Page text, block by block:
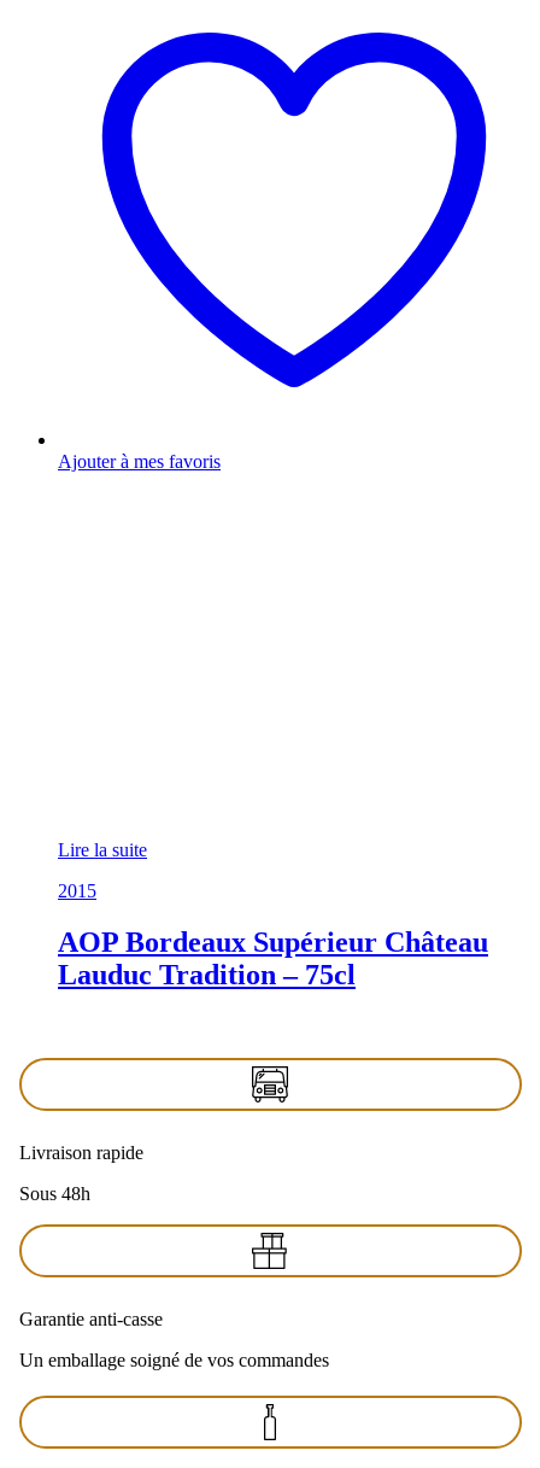
Ajouter à mes favoris
Lire la suite
2015
AOP Bordeaux Supérieur Château
Lauduc Tradition – 75cl
Livraison rapide
Sous 48h
Garantie anti-casse
Un emballage soigné de vos commandes